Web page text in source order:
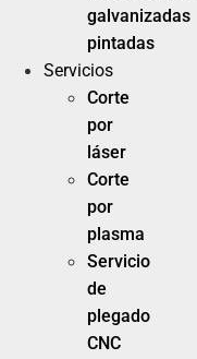
galvanizadas
pintadas
Servicios
Corte
por
láser
Corte
por
plasma
Servicio
de
plegado
CNC